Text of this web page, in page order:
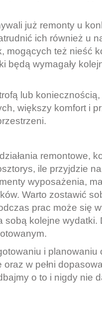
już remonty u
ich również u
mogących też nieść
będą wymagały
lub
większy komfort i
remontowe,
ile przyjdzie
wyposażenia,
Warto zostawić
prac może się
sobą kolejne wydatki.
i planowaniu
w pełni
o to i nigdy nie